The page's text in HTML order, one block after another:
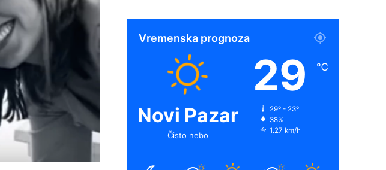
Vremenska prognoza
Novi Pazar
Čisto nebo
29 ℃
29º - 23º
38%
1.27 km/h